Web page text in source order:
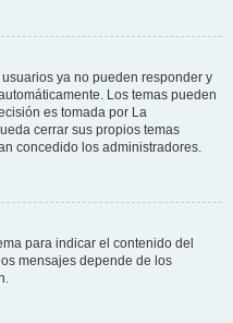
ya no pueden responder y
Los temas pueden
es tomada por La
cerrar sus propios temas
concedido los administradores.
para indicar el contenido del
mensajes depende de los